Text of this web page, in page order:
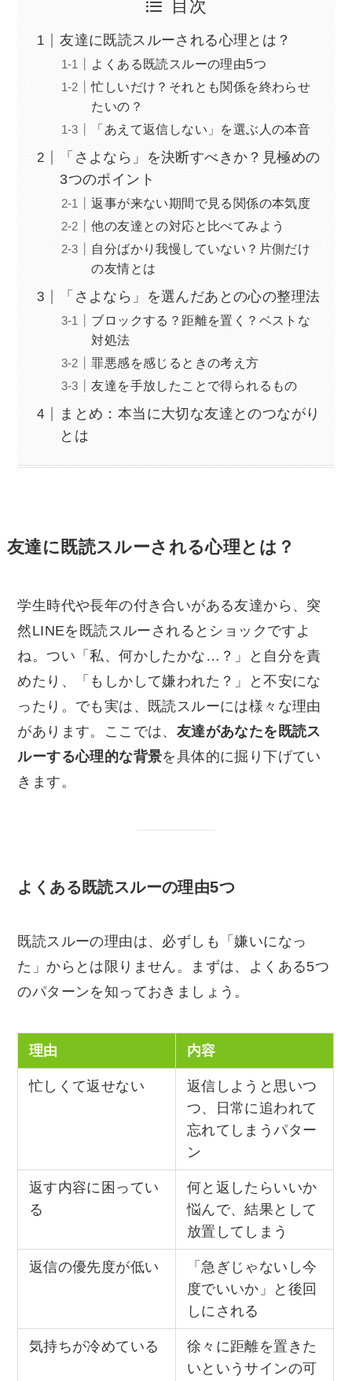
目次
友達に既読スルーされる心理とは？
よくある既読スルーの理由5つ
忙しいだけ？それとも関係を終わらせ
たいの？
「あえて返信しない」を選ぶ人の本音
「さよなら」を決断すべきか？見極めの
3つのポイント
返事が来ない期間で見る関係の本気度
他の友達との対応と比べてみよう
自分ばかり我慢していない？片側だけ
の友情とは
「さよなら」を選んだあとの心の整理法
ブロックする？距離を置く？ベストな
対処法
罪悪感を感じるときの考え方
友達を手放したことで得られるもの
まとめ：本当に大切な友達とのつながり
とは
友達に既読スルーされる心理とは？
学生時代や長年の付き合いがある友達から、突
然LINEを既読スルーされるとショックですよ
ね。つい「私、何かしたかな…？」と自分を責
めたり、「もしかして嫌われた？」と不安にな
ったり。でも実は、既読スルーには様々な理由
があります。ここでは、 友達があなたを既読ス
ルーする心理的な背景を具体的に掘り下げてい
きます。
よくある既読スルーの理由5つ
既読スルーの理由は、必ずしも「嫌いになっ
た」からとは限りません。まずは、よくある5つ
のパターンを知っておきましょう。
理由 内容
忙しくて返せない
返信しようと思いつ
つ、日常に追われて
忘れてしまうパター
ン
返す内容に困ってい
る
何と返したらいいか
悩んで、結果として
放置してしまう
返信の優先度が低い
「急ぎじゃないし今
度でいいか」と後回
しにされる
気持ちが冷めている
徐々に距離を置きた
いというサインの可